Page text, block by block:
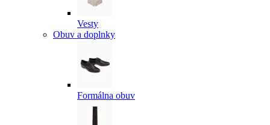
Vesty
Obuv a doplnky
Formálna obuv